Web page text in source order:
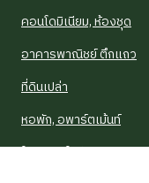
คอนโดมิเนียม, ห้องชุด
อาคารพาณิชย์ ตึกแถว
ที่ดินเปล่า
หอพัก, อพาร์ตเม้นท์
โรงงาน, โกดัง